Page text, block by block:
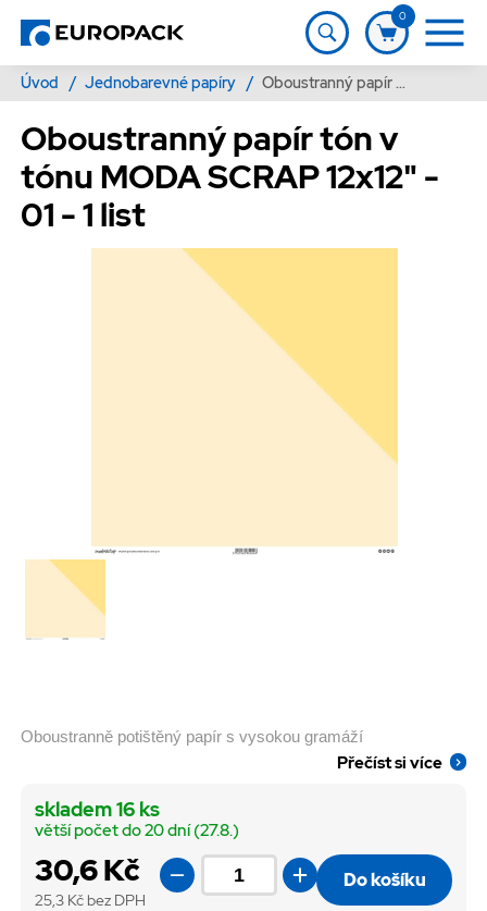
0
Úvod / Jednobarevné papíry / Oboustranný papír tón v tónu MODA SCRAP 12x12" - 01 - 1 list
Oboustranný papír tón v
tónu MODA SCRAP 12x12" -
01 - 1 list
Oboustranně potištěný papír s vysokou gramáží
Přečíst si více
30,6 Kč
25,3 Kč bez DPH
skladem 16 ks
větší počet do 20 dní (27.8.)
Do košíku